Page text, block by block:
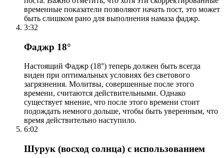
временные показатели позволяют начать пост, это может
быть слишком рано для выполнения намаза фаджр.
3:32
Фаджр 18°
Настоящий Фаджр (18°) теперь должен быть всегда
виден при оптимальных условиях без светового
загрязнения. Молитвы, совершенные после этого
времени, считаются действительными. Однако
существует мнение, что после этого времени стоит
подождать немного дольше, чтобы быть уверенным, что
время действительно наступило.
6:02
Шурук (восход солнца) с использованием